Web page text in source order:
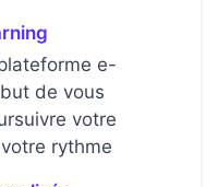
e-
de vous
votre
rythme